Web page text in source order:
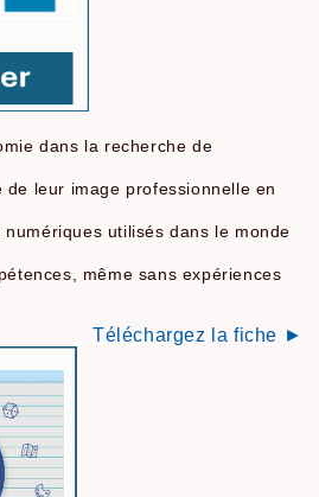
dans la recherche de
de leur image professionnelle en
numériques utilisés dans le monde
même sans expériences
Téléchargez la fiche ►